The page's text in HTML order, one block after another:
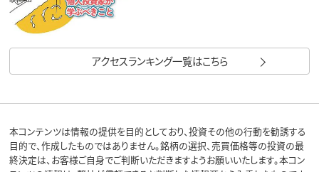
アクセスランキング一覧はこちら
本コンテンツは情報の提供を目的としており、投資その他の行動を勧誘する
目的で、作成したものではありません。銘柄の選択、売買価格等の投資の最
終決定は、お客様ご自身でご判断いただきますようお願いいたします。本コン